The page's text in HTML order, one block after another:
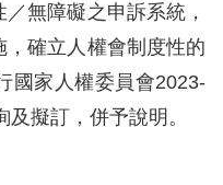
無障礙之申訴系統，
確立人權會制度性的
國家人權委員會2023-
擬訂，併予說明。